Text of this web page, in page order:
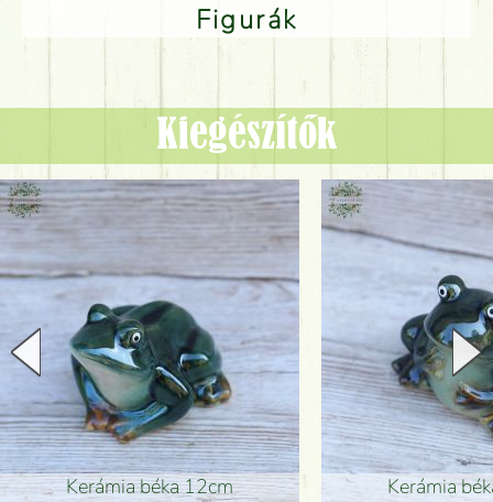
Figurák
Kiegészítők
Kerámia béka 12cm
Kerámia